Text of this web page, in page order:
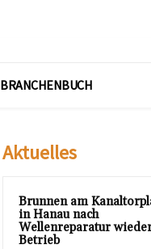
BRANCHENBUCH
Aktuelles
Brunnen am
in Hanau nach
Wellenreparatur
Betrieb